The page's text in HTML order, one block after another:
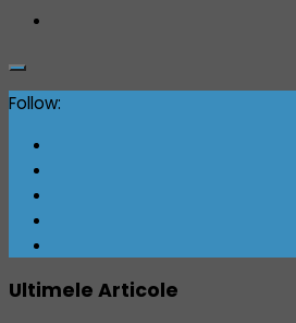
Follow:
Ultimele Articole